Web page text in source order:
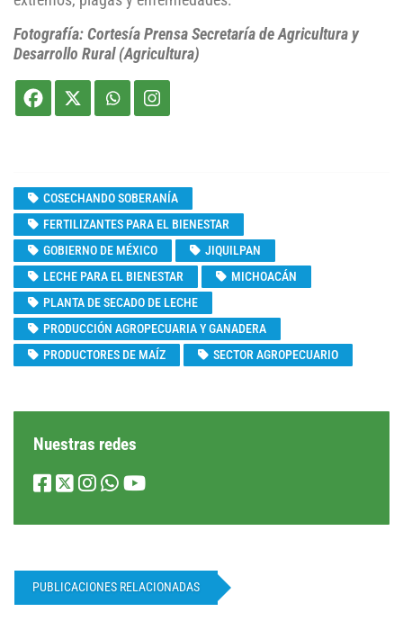
Fotografía: Cortesía Prensa Secretaría de Agricultura y
Desarrollo Rural (Agricultura)
COSECHANDO SOBERANÍA
FERTILIZANTES PARA EL BIENESTAR
GOBIERNO DE MÉXICO
JIQUILPAN
LECHE PARA EL BIENESTAR
MICHOACÁN
PLANTA DE SECADO DE LECHE
PRODUCCIÓN AGROPECUARIA Y GANADERA
PRODUCTORES DE MAÍZ
SECTOR AGROPECUARIO
Nuestras redes
PUBLICACIONES RELACIONADAS